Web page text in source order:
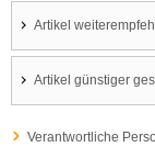
Artikel
Artikel günstiger
Verantwortliche